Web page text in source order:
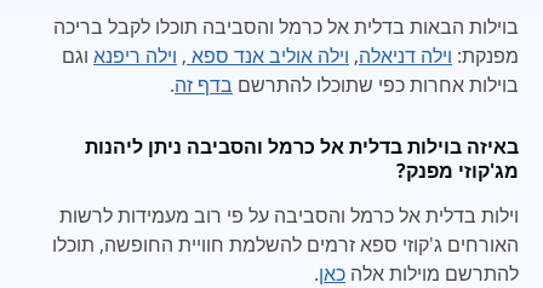
בוילות הבאות בדלית אל כרמל והסביבה תוכלו לקבל בריכה
מפנקת: וילה דניאלה, וילה אוליב אנד ספא , וילה ריפנא וגם
בוילות אחרות כפי שתוכלו להתרשם בדף זה.
באיזה בוילות בדלית אל כרמל והסביבה ניתן ליהנות
מג'קוזי מפנק?
וילות בדלית אל כרמל והסביבה על פי רוב מעמידות לרשות
האורחים ג'קוזי ספא זרמים להשלמת חוויית החופשה, תוכלו
להתרשם מוילות אלה כאן.